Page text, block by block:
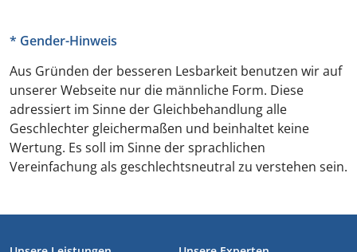
* Gender-Hinweis
Aus Gründen der besseren Lesbarkeit benutzen wir auf
unserer Webseite nur die männliche Form. Diese
adressiert im Sinne der Gleichbehandlung alle
Geschlechter gleichermaßen und beinhaltet keine
Wertung. Es soll im Sinne der sprachlichen
Vereinfachung als geschlechtsneutral zu verstehen sein.